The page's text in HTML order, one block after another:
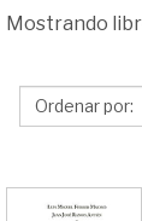
Ramos
Juan
Mostrando